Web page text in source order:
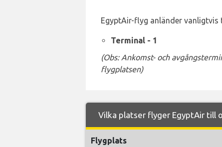
EgyptAir-flyg anländer
Terminal - 1
(Obs: Ankomst- och
flygplatsen)
Vilka platser flyger EgyptAir till
Flygplats